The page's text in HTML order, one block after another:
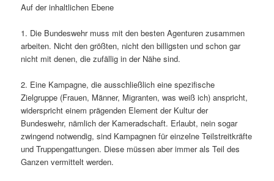
Auf der inhaltlichen Ebene
1. Die Bundeswehr muss mit den besten Agenturen zusammen
arbeiten. Nicht den größten, nicht den billigsten und schon gar
nicht mit denen, die zufällig in der Nähe sind.
2. Eine Kampagne, die ausschließlich eine spezifische
Zielgruppe (Frauen, Männer, Migranten, was weiß ich) anspricht,
widerspricht einem prägenden Element der Kultur der
Bundeswehr, nämlich der Kameradschaft. Erlaubt, nein sogar
zwingend notwendig, sind Kampagnen für einzelne Teilstreitkräfte
und Truppengattungen. Diese müssen aber immer als Teil des
Ganzen vermittelt werden.